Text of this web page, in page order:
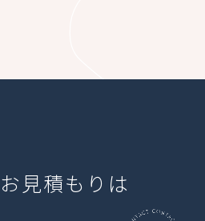
見積もりは